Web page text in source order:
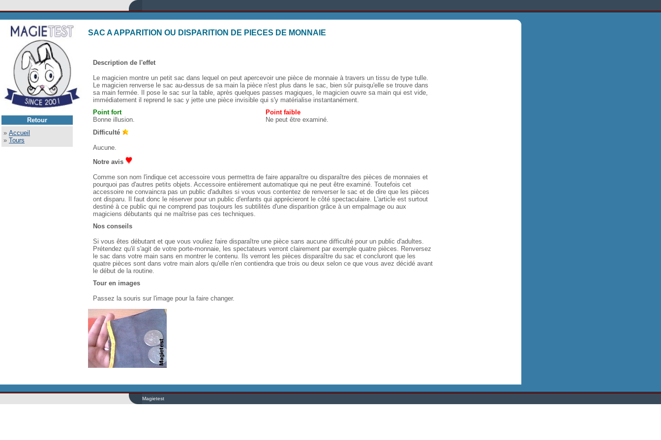
Retour
» Accueil
» Tours
SAC A APPARITION OU DISPARITION DE PIECES DE MONNAIE
Description de l'effet
Le magicien montre un petit sac dans lequel on peut apercevoir une pièce de monnaie à travers un tissu de type tulle.
Le magicien renverse le sac au-dessus de sa main la pièce n'est plus dans le sac, bien sûr puisqu'elle se trouve dans
sa main fermée. Il pose le sac sur la table, après quelques passes magiques, le magicien ouvre sa main qui est vide,
immédiatement il reprend le sac y jette une pièce invisible qui s'y matérialise instantanément.
Point fort
Bonne illusion.
Point faible
Ne peut être examiné.
Difficulté
Aucune.
Notre avis
Comme son nom l'indique cet accessoire vous permettra de faire apparaître ou disparaître des pièces de monnaies et
pourquoi pas d'autres petits objets. Accessoire entièrement automatique qui ne peut être examiné. Toutefois cet
accessoire ne convaincra pas un public d'adultes si vous vous contentez de renverser le sac et de dire que les pièces
ont disparu. Il faut donc le réserver pour un public d'enfants qui apprécieront le côté spectaculaire. L'article est surtout
destiné à ce public qui ne comprend pas toujours les subtilités d'une disparition grâce à un empalmage ou aux
magiciens débutants qui ne maîtrise pas ces techniques.
Nos conseils
Si vous êtes débutant et que vous vouliez faire disparaître une pièce sans aucune difficulté pour un public d'adultes.
Prétendez qu'il s'agit de votre porte-monnaie, les spectateurs verront clairement par exemple quatre pièces. Renversez
le sac dans votre main sans en montrer le contenu. Ils verront les pièces disparaître du sac et concluront que les
quatre pièces sont dans votre main alors qu'elle n'en contiendra que trois ou deux selon ce que vous avez décidé avant
le début de la routine.
Tour en images
Passez la souris sur l'image pour la faire changer.
Magietest